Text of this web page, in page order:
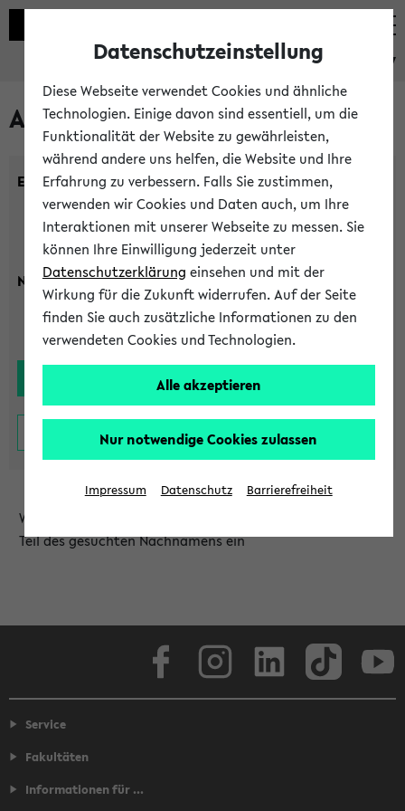
eKVV
Alle Lehrenden
Einrichtung:
Nachname:
Wählen Sie die Einrichtung aus und/oder geben Sie einen
Teil des gesuchten Nachnamens ein
Service
Fakultäten
Informationen für ...
Datenschutzeinstellung
Diese Webseite verwendet Cookies und ähnliche
Technologien. Einige davon sind essentiell, um die
Funktionalität der Website zu gewährleisten,
während andere uns helfen, die Website und Ihre
Erfahrung zu verbessern. Falls Sie zustimmen,
verwenden wir Cookies und Daten auch, um Ihre
Interaktionen mit unserer Webseite zu messen. Sie
können Ihre Einwilligung jederzeit unter
Datenschutzerklärung einsehen und mit der
Wirkung für die Zukunft widerrufen. Auf der Seite
finden Sie auch zusätzliche Informationen zu den
verwendeten Cookies und Technologien.
Alle akzeptieren
Nur notwendige Cookies zulassen
Impressum Datenschutz Barrierefreiheit